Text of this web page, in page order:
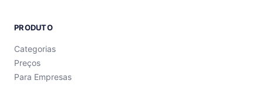
PRODUTO
Categorias
Preços
Para Empresas